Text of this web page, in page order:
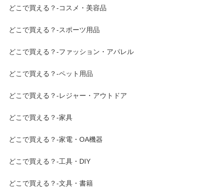
どこで買える？-コスメ・美容品
どこで買える？-スポーツ用品
どこで買える？-ファッション・アパレル
どこで買える？-ペット用品
どこで買える？-レジャー・アウトドア
どこで買える？-家具
どこで買える？-家電・OA機器
どこで買える？-工具・DIY
どこで買える？-文具・書籍